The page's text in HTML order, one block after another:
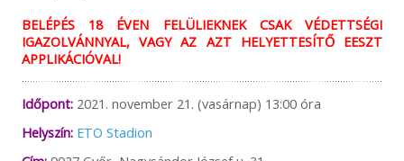
BELÉPÉS 18 ÉVEN FELÜLIEKNEK CSAK VÉDETTSÉGI
IGAZOLVÁNNYAL, VAGY AZ AZT HELYETTESÍTŐ EESZT
APPLIKÁCIÓVAL!
Időpont:2021. november 21. (vasárnap) 13:00 óra
Helyszín: ETO Stadion